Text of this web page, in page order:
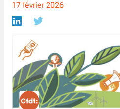
17 février 2026